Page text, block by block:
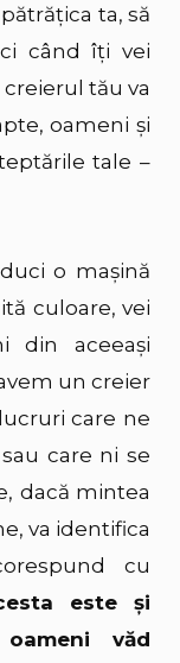
ta, să
când îți vei
tău va
oameni și
tale –
o mașină
culoare, vei
din aceeași
un creier
care ne
care ni se
dacă mintea
va identifica
cu
este și
văd